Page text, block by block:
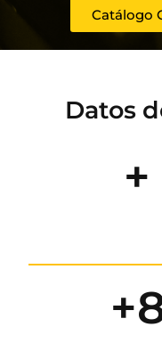
Catálogo
Datos